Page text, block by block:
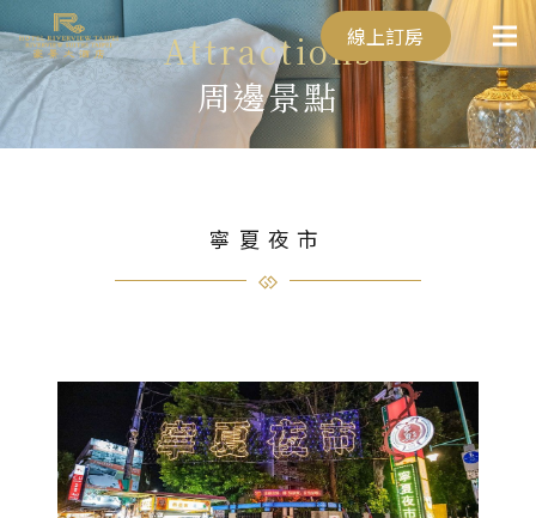
線上訂房
Attractions
周邊景點
寧夏夜市